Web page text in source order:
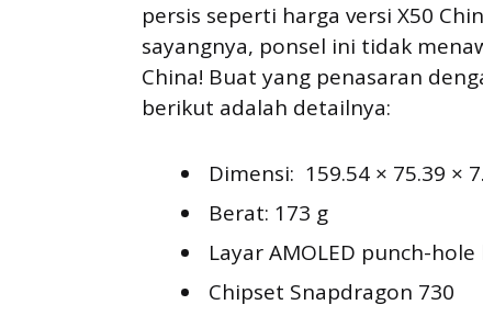
persis seperti harga versi X50
sayangnya, ponsel ini tidak
China! Buat yang penasaran
berikut adalah detailnya:
Dimensi: 159.54 × 75.39 ×
Berat: 173 g
Layar AMOLED punch-
Chipset Snapdragon 730